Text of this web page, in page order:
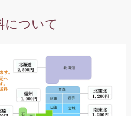
について